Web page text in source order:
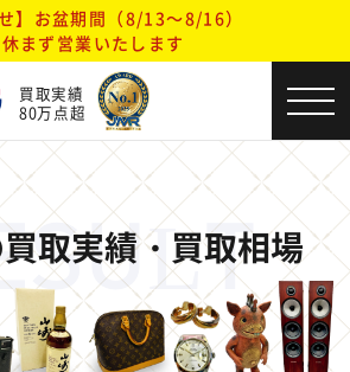
】お盆期間（8/13～8/16）
まず営業いたします
買取実績
80万点超
取実績・買取相場